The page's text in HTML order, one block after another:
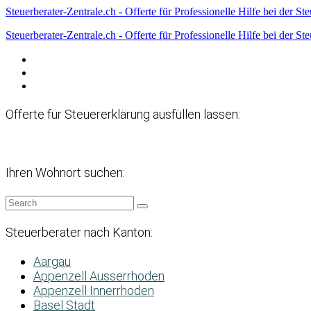
Steuerberater-Zentrale.ch - Offerte für Professionelle Hilfe bei der
Steuerberater-Zentrale.ch - Offerte für Professionelle Hilfe bei der
Offerte für Steuererklärung ausfüllen lassen:
Ihren Wohnort suchen:
Steuerberater nach Kanton:
Aargau
Appenzell Ausserrhoden
Appenzell Innerrhoden
Basel Stadt